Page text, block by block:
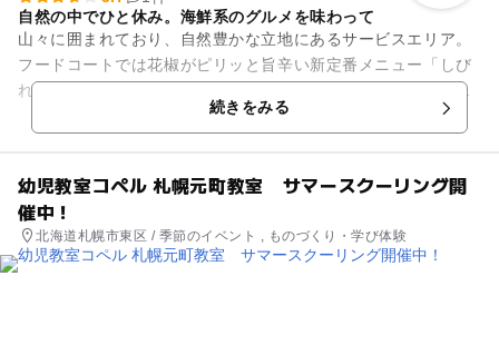
自然の中でひと休み。海鮮系のグルメを味わって
山々に囲まれており、自然豊かな立地にあるサービスエリア。
フードコートでは花椒がピリッと旨辛い新定番メニュー「しび
れる豚バラ丼」や「ほっけフライ定食」など海の幸も活かした
オリジナリティあるグルメが...続きをみる
幼児教室コペル 札幌元町教室 サマースクーリング開
催中！
北海道札幌市東区 / 季節のイベント , ものづくり・学び体験